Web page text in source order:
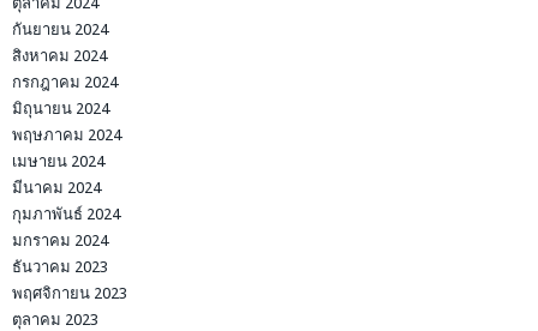
กันยายน 2024
สิงหาคม 2024
กรกฎาคม 2024
มิถุนายน 2024
พฤษภาคม 2024
เมษายน 2024
มีนาคม 2024
กุมภาพันธ์ 2024
มกราคม 2024
ธันวาคม 2023
พฤศจิกายน 2023
ตุลาคม 2023